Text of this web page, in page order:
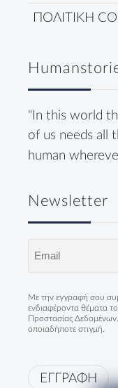
ΠΟΛΙΤΙΚΗ
"In this world
of us needs all
human
Newsletter
Με την εγγραφή σου
ενδιαφέροντα θέματα
Προστασίας Δεδομένων
οποιαδήποτε στιγμή.
ΕΓΓΡΑΦΗ